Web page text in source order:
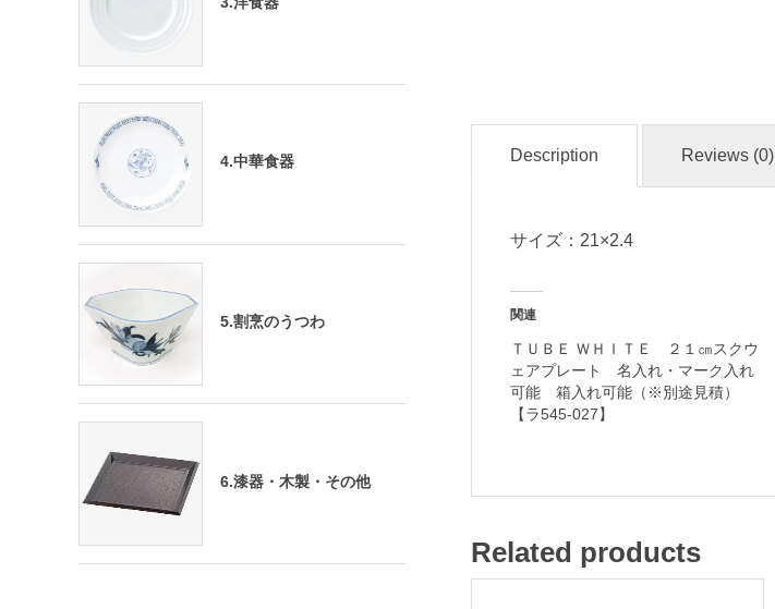
Description Reviews (0)
サイズ：21×2.4
関連
ＴＵＢＥ ＷＨＩＴＥ ２１㎝スクウ
ェアプレート 名入れ・マーク入れ
可能 箱入れ可能（※別途見積）
【ラ545-027】
Related products
4.中華食器
5.割烹のうつわ
6.漆器・木製・その他